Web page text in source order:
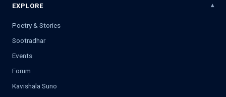
EXPLORE
Poetry & Stories
Sootradhar
Events
Forum
Kavishala Suno